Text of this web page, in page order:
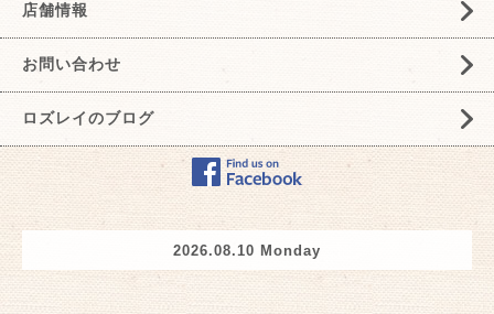
店舗情報
お問い合わせ
ロズレイのブログ
2026.08.10 Monday